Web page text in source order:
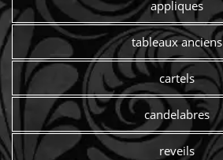
appliques
tableaux anciens
cartels
candelabres
reveils